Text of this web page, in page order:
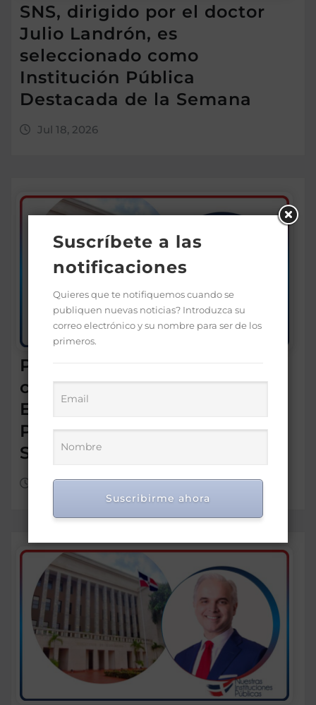
SNS, dirigido por el doctor
Julio Landrón, es
seleccionado como
Institución Pública
Destacada de la Semana
Jul 18, 2026
Por segunda semana
consecutiva, el Ministerio de
Educación es la Institución
Pública Destacada de la
Semana
Jul 11, 2026
Suscríbete a las
notificaciones
Quieres que te notifiquemos cuando se
publiquen nuevas noticias? Introduzca su
correo electrónico y su nombre para ser de los
primeros.
Suscribirme ahora